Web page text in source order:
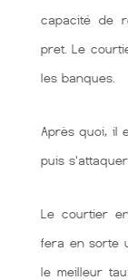
capacité de
pret. Le
les banques.
Après quoi, il
puis
Le courtier
fera en sorte
le meilleur